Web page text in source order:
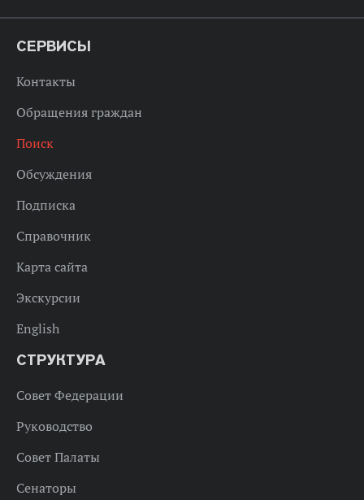
СЕРВИСЫ
Контакты
Обращения граждан
Поиск
Обсуждения
Подписка
Справочник
Карта сайта
Экскурсии
English
СТРУКТУРА
Совет Федерации
Руководство
Совет Палаты
Сенаторы